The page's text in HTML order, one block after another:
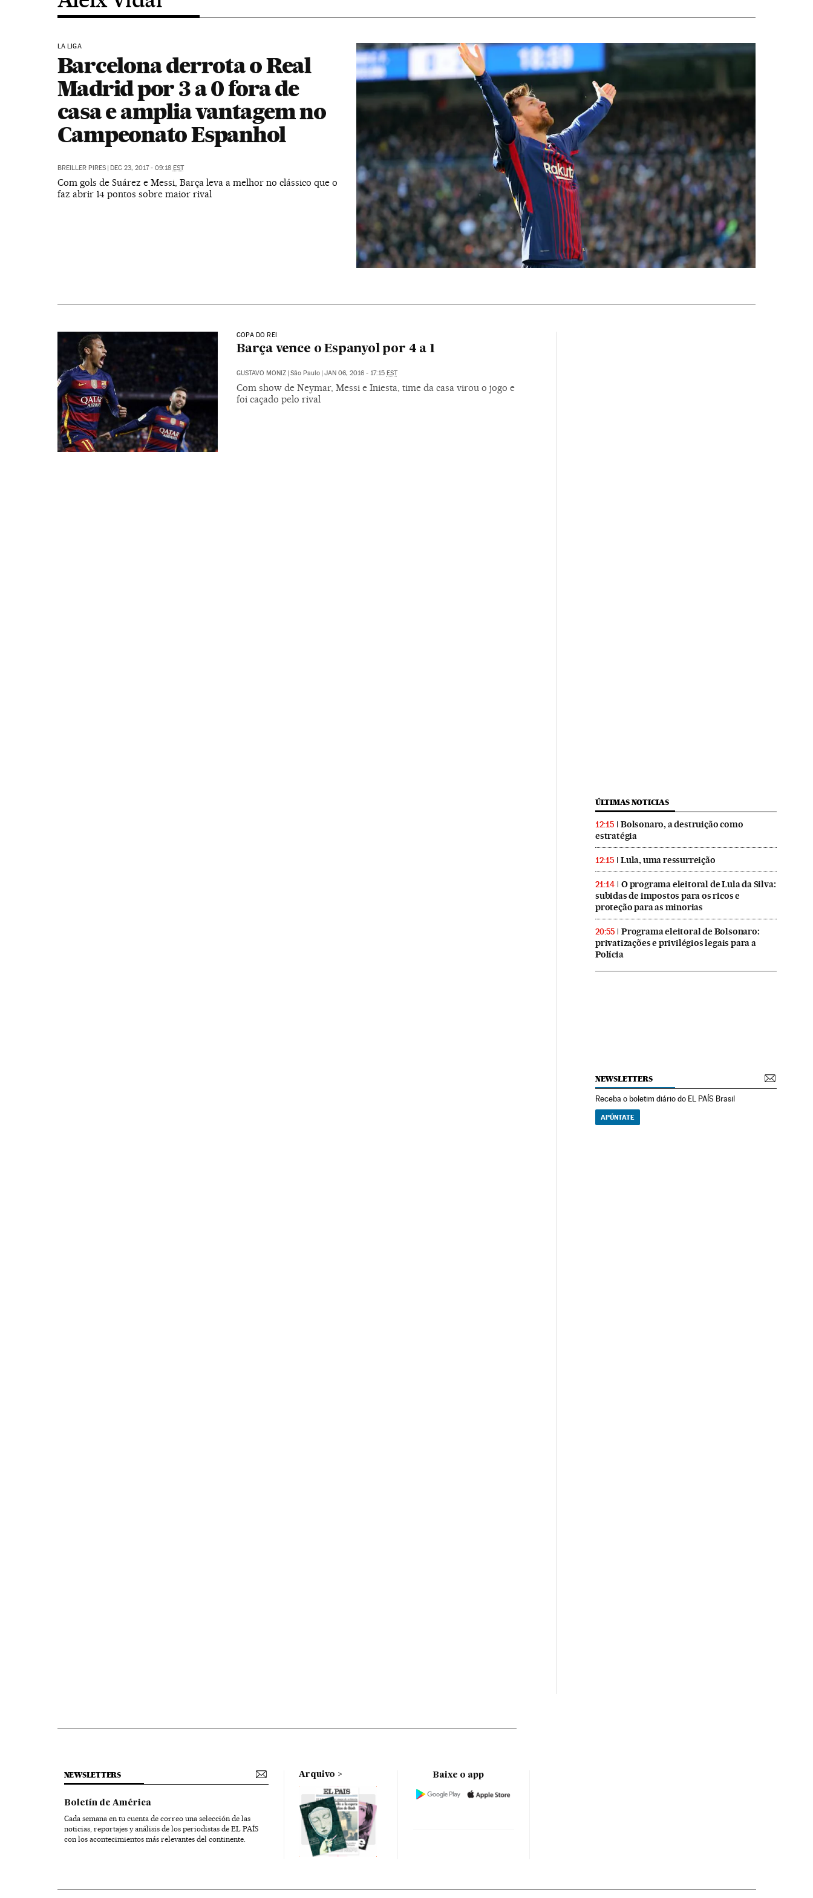
LA LIGA
Barcelona derrota o Real
Madrid por 3 a 0 fora de
casa e amplia vantagem no
Campeonato Espanhol
BREILLER PIRES | DEC 23, 2017 - 09:18 EST
Com gols de Suárez e Messi, Barça leva a melhor no clássico que o
faz abrir 14 pontos sobre maior rival
COPA DO REI
Barça vence o Espanyol por 4 a 1
GUSTAVO MONIZ | São Paulo | JAN 06, 2016 - 17:15 EST
Com show de Neymar, Messi e Iniesta, time da casa virou o jogo e
foi caçado pelo rival
ÚLTIMAS NOTICIAS
12:15
Bolsonaro, a destruição como
estratégia
12:15 Lula, uma ressurreição
21:14
O programa eleitoral de Lula da Silva:
subidas de impostos para os ricos e
proteção para as minorias
20:55
Programa eleitoral de Bolsonaro:
privatizações e privilégios legais para a
Polícia
NEWSLETTERS
Receba o boletim diário do EL PAÍS Brasil
APÚNTATE
NEWSLETTERS
Boletín de América
Cada semana en tu cuenta de correo una selección de las
noticias, reportajes y análisis de los periodistas de EL PAÍS
con los acontecimientos más relevantes del continente.
Arquivo Baixe o app